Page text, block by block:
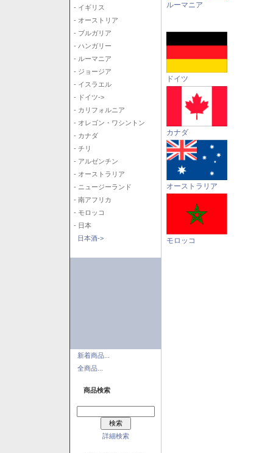
- イギリス
- オーストリア
- ブルガリア
- ハンガリー
- ルーマニア
- ジョージア
- イスラエル
- ドイツ->
- カリフォルニア
- オレゴン・ワシントン
- カナダ
- チリ
- アルゼンチン
- オーストラリア
- ニュージーランド
- 南アフリカ
- モロッコ
- 日本
日本酒->
新着商品...
全商品...
商品検索
詳細検索
ルーマニア
ドイツ
カナダ
オーストラリア
モロッコ